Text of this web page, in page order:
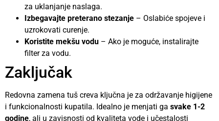
za uklanjanje naslaga.
Izbegavajte preterano stezanje – Oslabiće spojeve i
uzrokovati curenje.
Koristite mekšu vodu – Ako je moguće, instalirajte
filter za vodu.
Zaključak
Redovna zamena tuš creva ključna je za održavanje higijene
i funkcionalnosti kupatila. Idealno je menjati ga svake 1-2
godine, ali u zavisnosti od kvaliteta vode i učestalosti